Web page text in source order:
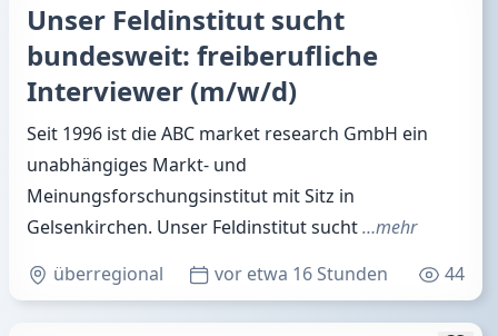
Unser Feldinstitut sucht
bundesweit: freiberufliche
Interviewer (m/w/d)
Seit 1996 ist die ABC market research GmbH ein
unabhängiges Markt- und
Meinungsforschungsinstitut mit Sitz in
Gelsenkirchen. Unser Feldinstitut sucht…mehr
überregional
vor etwa 16 Stunden 44